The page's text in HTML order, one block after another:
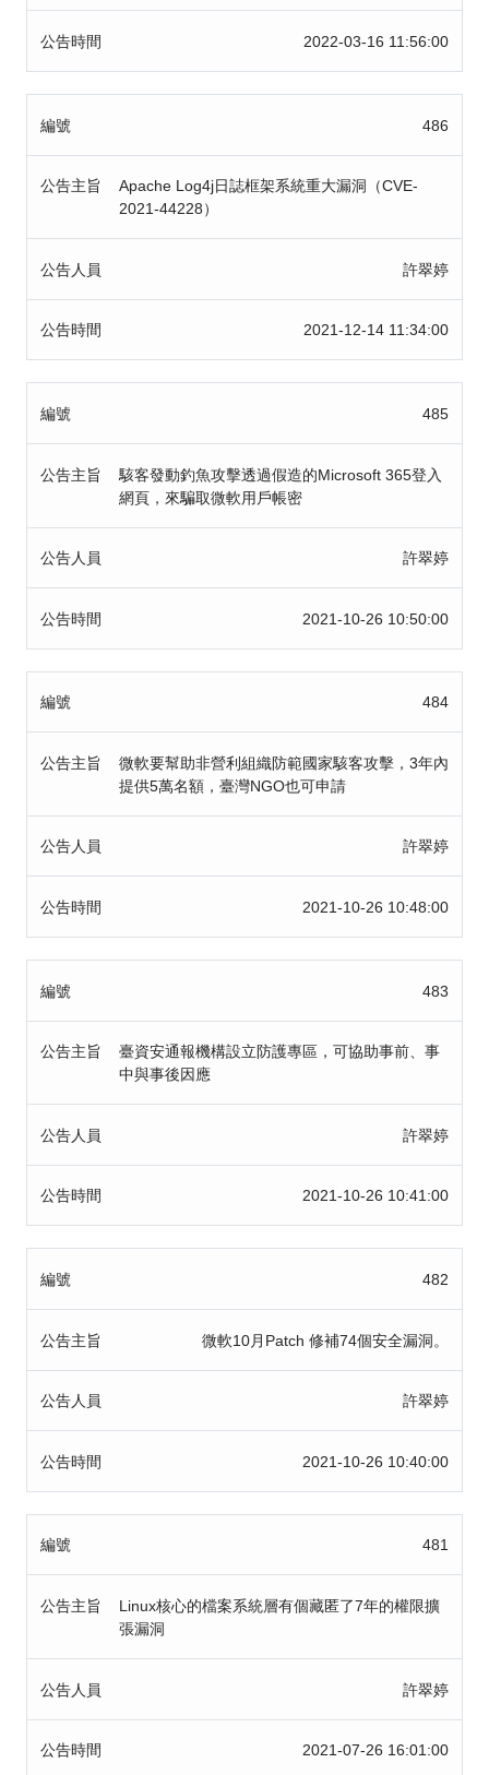
公告時間 2022-03-16 11:56:00
編號 486
公告主旨
Apache Log4j日誌框架系統重大漏洞（CVE-
2021-44228）
公告人員 許翠婷
公告時間 2021-12-14 11:34:00
編號 485
公告主旨
駭客發動釣魚攻擊透過假造的Microsoft 365登入
網頁，來騙取微軟用戶帳密
公告人員 許翠婷
公告時間 2021-10-26 10:50:00
編號 484
公告主旨
微軟要幫助非營利組織防範國家駭客攻擊，3年內
提供5萬名額，臺灣NGO也可申請
公告人員 許翠婷
公告時間 2021-10-26 10:48:00
編號 483
公告主旨
臺資安通報機構設立防護專區，可協助事前、事
中與事後因應
公告人員 許翠婷
公告時間 2021-10-26 10:41:00
編號 482
公告主旨 微軟10月Patch 修補74個安全漏洞。
公告人員 許翠婷
公告時間 2021-10-26 10:40:00
編號 481
公告主旨
Linux核心的檔案系統層有個藏匿了7年的權限擴
張漏洞
公告人員 許翠婷
公告時間 2021-07-26 16:01:00